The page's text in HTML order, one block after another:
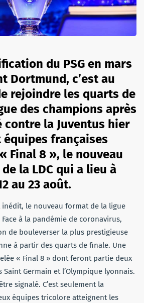
du PSG en mars
Dortmund, c’est au
rejoindre les quarts de
des champions après
contre la Juventus hier
équipes françaises
Final 8 », le nouveau
la LDC qui a lieu à
au 23 août.
inédit, le nouveau format de la ligue
à la pandémie de coronavirus,
de bouleverser la plus prestigieuse
à partir des quarts de finale. Une
« Final 8 » dont feront partie deux
Saint Germain et l’Olympique lyonnais.
signalé. C’est seulement la
équipes tricolore atteignent les